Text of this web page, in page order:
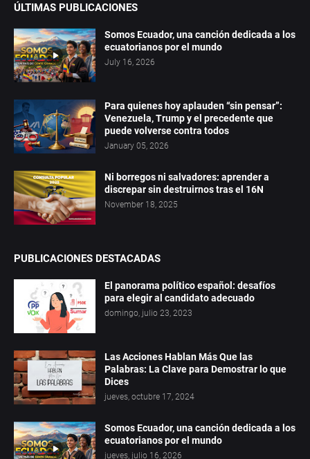
ÚLTIMAS PUBLICACIONES
Somos Ecuador, una canción dedicada a los
ecuatorianos por el mundo
July 16, 2026
Para quienes hoy aplauden “sin pensar”:
Venezuela, Trump y el precedente que
puede volverse contra todos
January 05, 2026
Ni borregos ni salvadores: aprender a
discrepar sin destruirnos tras el 16N
November 18, 2025
PUBLICACIONES DESTACADAS
El panorama político español: desafíos
para elegir al candidato adecuado
domingo, julio 23, 2023
Las Acciones Hablan Más Que las
Palabras: La Clave para Demostrar lo que
Dices
jueves, octubre 17, 2024
Somos Ecuador, una canción dedicada a los
ecuatorianos por el mundo
jueves, julio 16, 2026